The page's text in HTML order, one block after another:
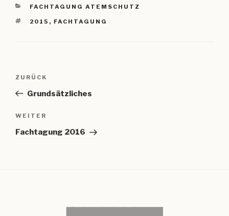
KATEGORIEN
FACHTAGUNG ATEMSCHUTZ
SCHLAGWÖRTER
2015 , FACHTAGUNG
Beitragsnavigation
Vorheriger
Beitrag
ZURÜCK
Grundsätzliches
Nächster
Beitrag
WEITER
Fachtagung 2016